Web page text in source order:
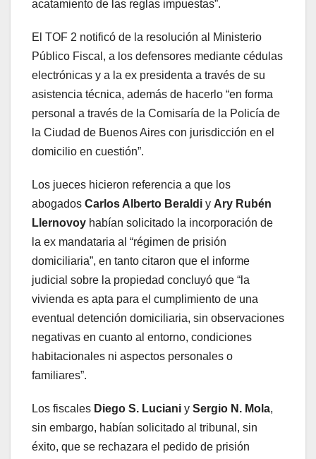
acatamiento de las reglas impuestas”.
El TOF 2 notificó de la resolución al Ministerio
Público Fiscal, a los defensores mediante cédulas
electrónicas y a la ex presidenta a través de su
asistencia técnica, además de hacerlo “en forma
personal a través de la Comisaría de la Policía de
la Ciudad de Buenos Aires con jurisdicción en el
domicilio en cuestión”.
Los jueces hicieron referencia a que los
abogados Carlos Alberto Beraldi y Ary Rubén
Llernovoy habían solicitado la incorporación de
la ex mandataria al “régimen de prisión
domiciliaria”, en tanto citaron que el informe
judicial sobre la propiedad concluyó que “la
vivienda es apta para el cumplimiento de una
eventual detención domiciliaria, sin observaciones
negativas en cuanto al entorno, condiciones
habitacionales ni aspectos personales o
familiares”.
Los fiscales Diego S. Luciani y Sergio N. Mola,
sin embargo, habían solicitado al tribunal, sin
éxito, que se rechazara el pedido de prisión